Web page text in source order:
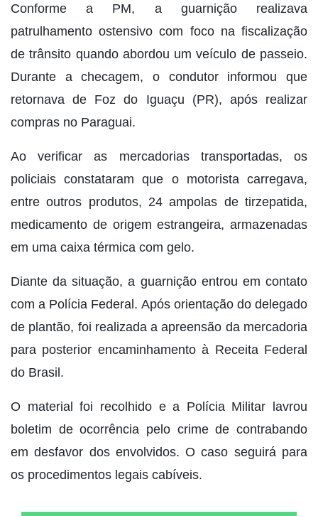
Conforme a PM, a guarnição realizava
patrulhamento ostensivo com foco na fiscalização
de trânsito quando abordou um veículo de passeio.
Durante a checagem, o condutor informou que
retornava de Foz do Iguaçu (PR), após realizar
compras no Paraguai.
Ao verificar as mercadorias transportadas, os
policiais constataram que o motorista carregava,
entre outros produtos, 24 ampolas de tirzepatida,
medicamento de origem estrangeira, armazenadas
em uma caixa térmica com gelo.
Diante da situação, a guarnição entrou em contato
com a Polícia Federal. Após orientação do delegado
de plantão, foi realizada a apreensão da mercadoria
para posterior encaminhamento à Receita Federal
do Brasil.
O material foi recolhido e a Polícia Militar lavrou
boletim de ocorrência pelo crime de contrabando
em desfavor dos envolvidos. O caso seguirá para
os procedimentos legais cabíveis.